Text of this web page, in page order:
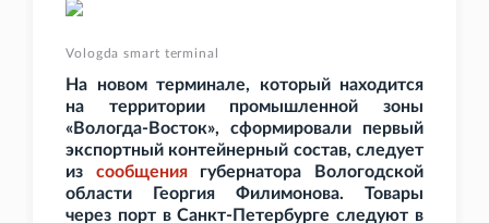
Vologda smart terminal
На новом терминале, который находится
на территории промышленной зоны
«Вологда-Восток», сформировали первый
экспортный контейнерный состав, следует
из сообщениягубернатора Вологодской
области Георгия Филимонова. Товары
через порт в Санкт-Петербурге следуют в